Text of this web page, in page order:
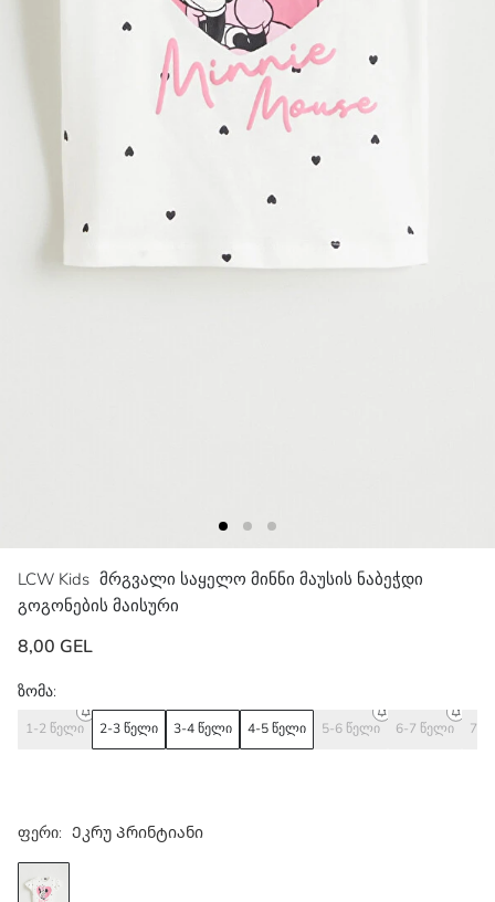
LCW Kids მრგვალი საყელო მინნი მაუსის ნაბეჭდი
გოგონების მაისური
8,00 GEL
ფერი: Ეკრუ Პრინტიანი
ზომა:
1-2 წელი 2-3 წელი 3-4 წელი 4-5 წელი 5-6 წელი 6-7 წელი 7-8